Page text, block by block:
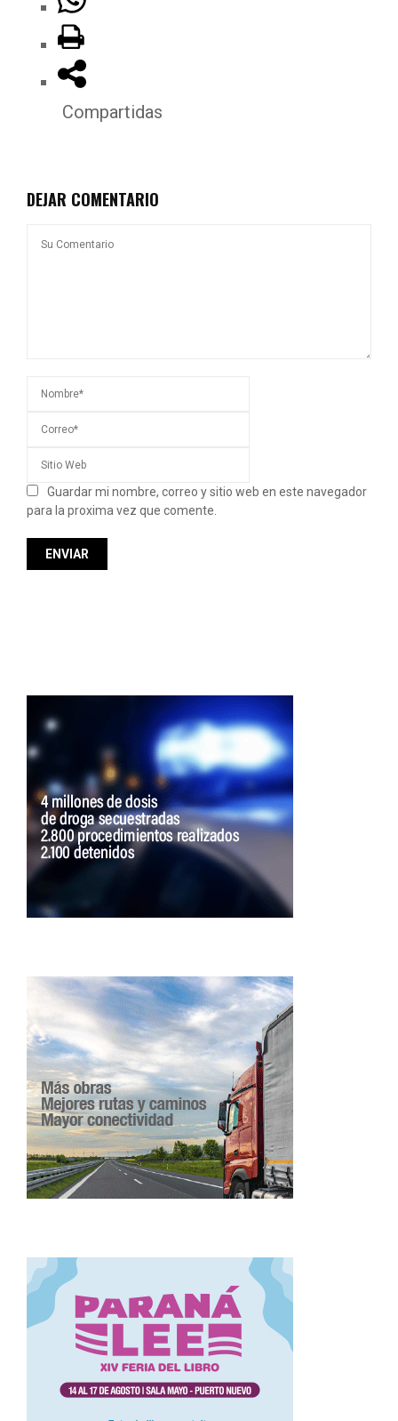
Compartidas
DEJAR COMENTARIO
Guardar mi nombre, correo y sitio web en este navegador
para la proxima vez que comente.